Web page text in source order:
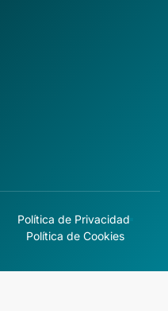
Política de Privacidad
Política de Cookies